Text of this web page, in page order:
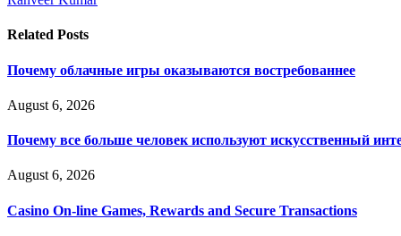
Related Posts
Почему облачные игры оказываются востребованнее
August 6, 2026
Почему все больше человек используют искусственный
August 6, 2026
Casino On-line Games, Rewards and Secure Transactions